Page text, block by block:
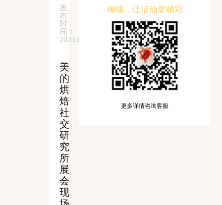
发
布
时
间：
2023.6.30
美
的
烘
焙
社
交
研
究
所
展
会
现
嗨喵，让活动更精彩
更多详情咨询客服